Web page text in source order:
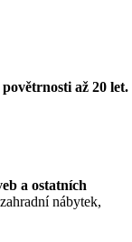
až 20 let.
a ostatních
nábytek,